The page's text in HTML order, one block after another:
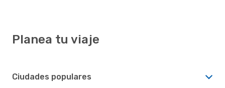
Planea tu viaje
Ciudades populares